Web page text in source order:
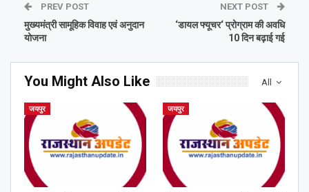
PREV POST
मुख्यमंत्री सामूहिक विवाह एवं अनुदान
योजना
NEXT POST
‘डायल फ्यूचर‘ प्रोग्राम की अवधि
10 दिन बढ़ाई गई
All
You Might Also Like
जयपुर जयपुर